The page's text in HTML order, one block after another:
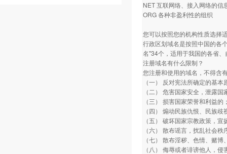
NET 互联网络、接入网络的
ORG 各种非盈利性的组织
您可以按照您的机构性质选择
行政区划域名是按照中国的各
名"34个，适用于我国的各省
注册域名有什么限制？
您注册和使用的域名，不得含
（一） 反对宪法所确定的基本
（二） 危害国家安全，泄露
（三） 损害国家荣誉和利益的
（四） 煽动民族仇恨、民族
（五） 破坏国家宗教政策，
（六） 散布谣言，扰乱社会
（七） 散布淫秽、色情、赌
（八） 侮辱或者诽谤他人，